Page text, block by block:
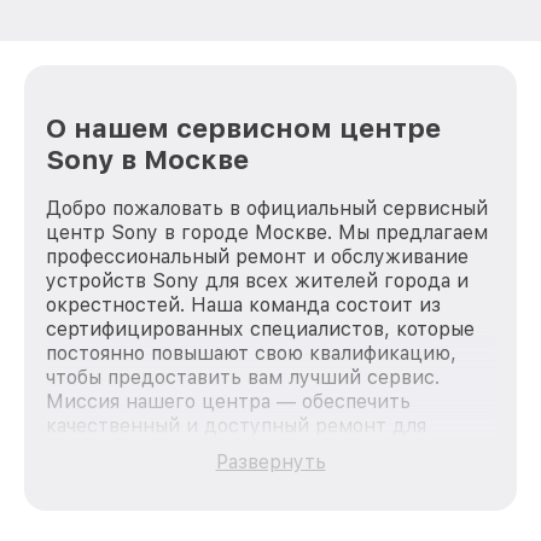
О нашем сервисном центре
Sony в Москве
Добро пожаловать в официальный сервисный
центр Sony в городе Москве. Мы предлагаем
профессиональный ремонт и обслуживание
устройств Sony для всех жителей города и
окрестностей. Наша команда состоит из
сертифицированных специалистов, которые
постоянно повышают свою квалификацию,
чтобы предоставить вам лучший сервис.
Миссия нашего центра — обеспечить
качественный и доступный ремонт для
каждого пользователя продукции Sony, вне
зависимости от сложности поломки. Мы
Развернуть